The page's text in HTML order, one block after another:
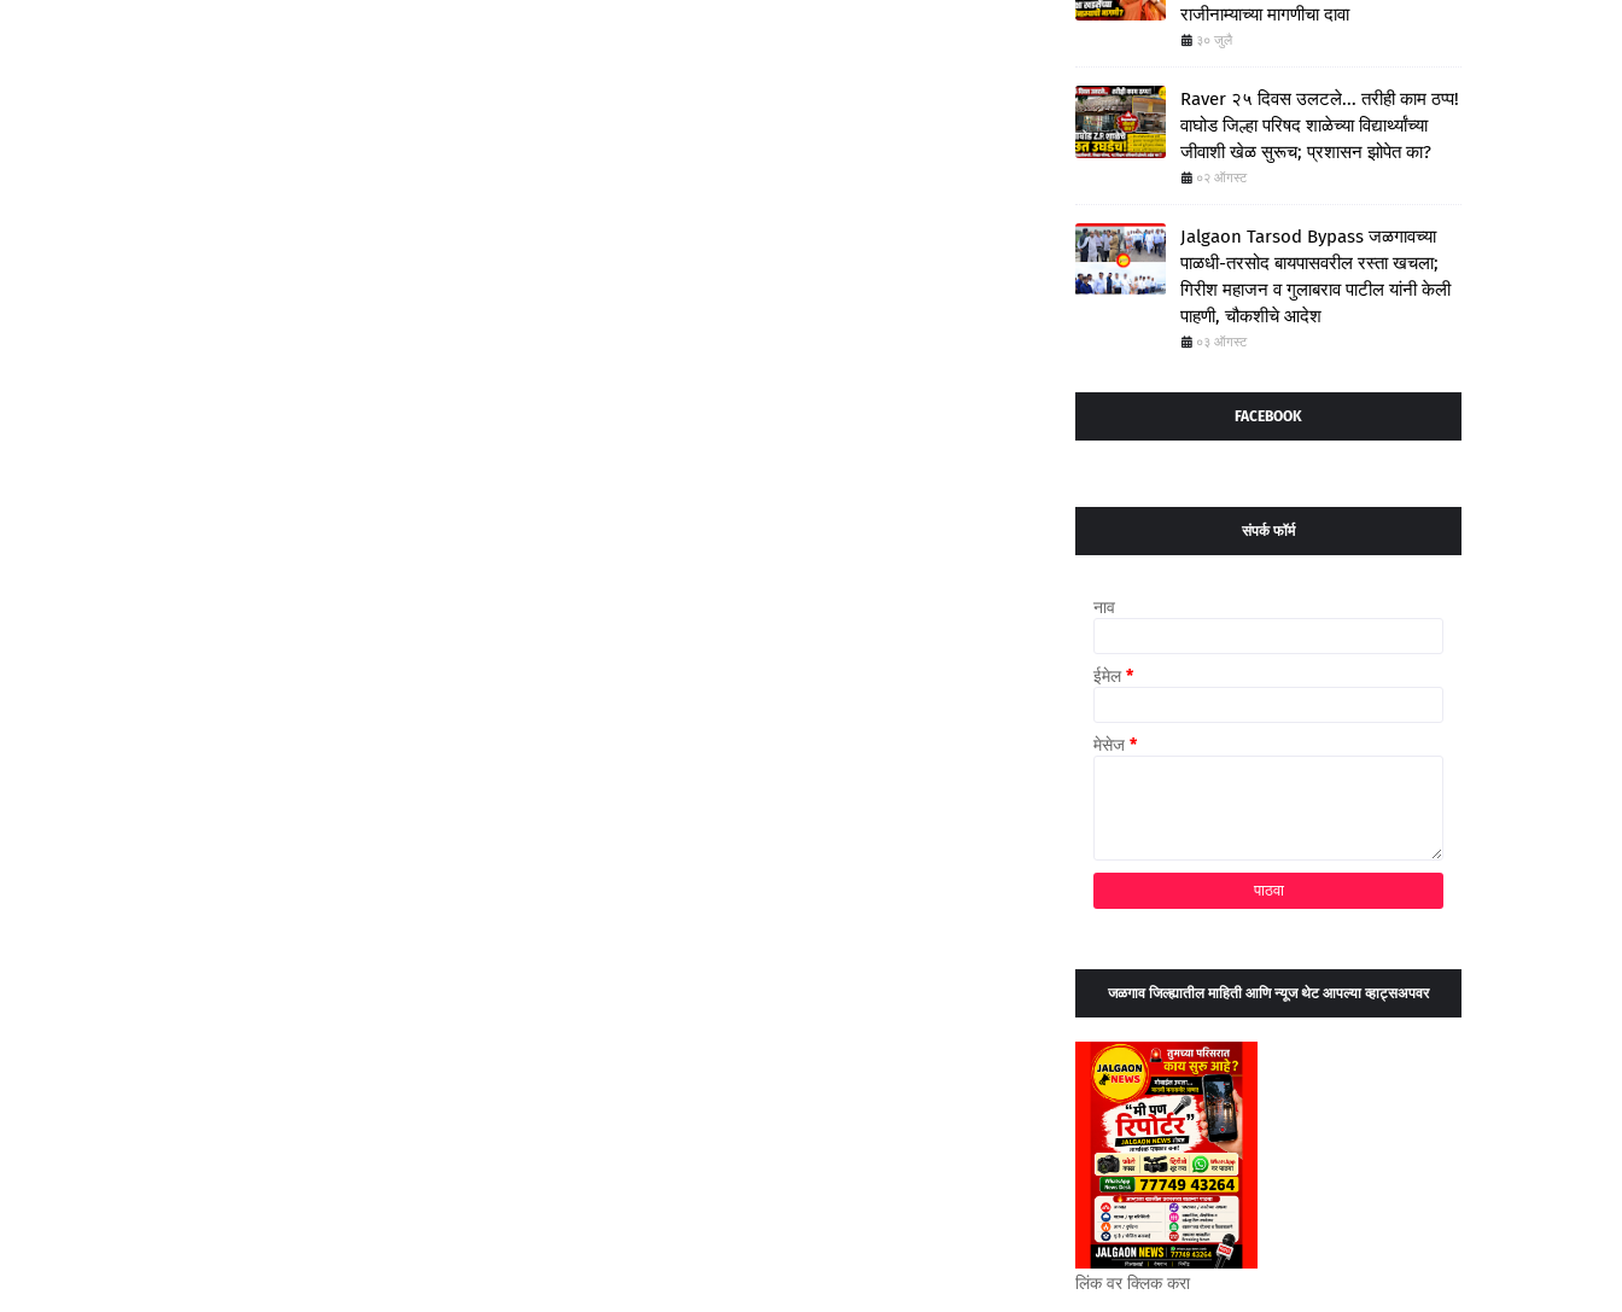
राजीनाम्याच्या मागणीचा दावा
३० जुलै
Raver २५ दिवस उलटले... तरीही काम ठप्प!
वाघोड जिल्हा परिषद शाळेच्या विद्यार्थ्यांच्या
जीवाशी खेळ सुरूच; प्रशासन झोपेत का?
०२ ऑगस्ट
Jalgaon Tarsod Bypass जळगावच्या
पाळधी-तरसोद बायपासवरील रस्ता खचला;
गिरीश महाजन व गुलाबराव पाटील यांनी केली
पाहणी, चौकशीचे आदेश
०३ ऑगस्ट
FACEBOOK
संपर्क फॉर्म
नाव
ईमेल*
मेसेज *
जळगाव जिल्ह्यातील माहिती आणि न्यूज थेट आपल्या व्हाट्सअपवर
लिंक वर क्लिक करा